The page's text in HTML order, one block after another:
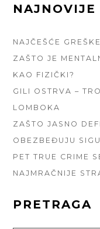
FOOTER
NAJNOVIJE
NAJČEŠĆE
ZAŠTO JE
KAO FIZIČKI?
GILI OSTRVA –
LOMBOKA
ZAŠTO JASNO
OBEZBEĐUJU
PET TRUE CRIME
NAJMRAČNIJE
PRETRAGA